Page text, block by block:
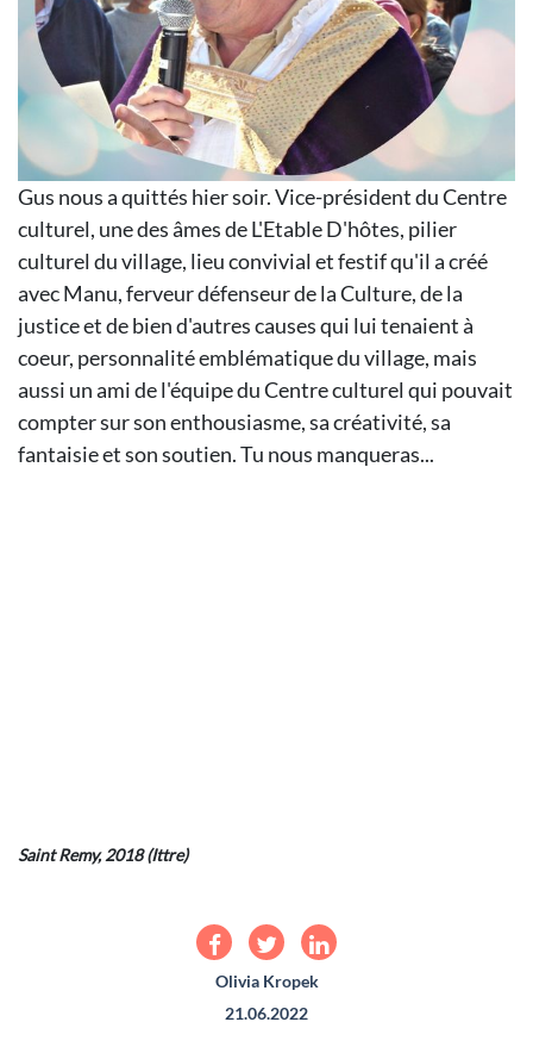
Gus nous a quittés hier soir. Vice-président du Centre
culturel, une des âmes de L'Etable D'hôtes, pilier
culturel du village, lieu convivial et festif qu'il a créé
avec Manu, ferveur défenseur de la Culture, de la
justice et de bien d'autres causes qui lui tenaient à
coeur, personnalité emblématique du village, mais
aussi un ami de l'équipe du Centre culturel qui pouvait
compter sur son enthousiasme, sa créativité, sa
fantaisie et son soutien. Tu nous manqueras...
Saint Remy, 2018 (Ittre)
Olivia Kropek
21.06.2022